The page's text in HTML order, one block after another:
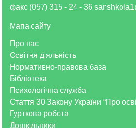
Про нас
Освітня діяльність
Нормативно-правова база
Бібліотека
Психологічна служба
Стаття 30 Закону України “Про
Гурткова робота
Дошкільники
факс (057) 315 - 24 - 36
Мапа сайту